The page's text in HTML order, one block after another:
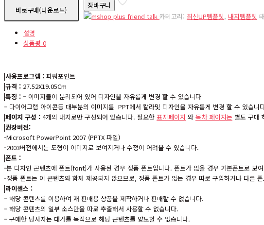
바로구매(다운로드)
장바구니
카테고리: 최신UP템플릿, 내지템플릿
설명
상품평 0
|사용프로그램 : 파워포인트
|규격 : 27.52X19.05Cm
|특징 : – 이미지들이 분리되어 있어 디자인을 자유롭게 변경 할 수 있습니다
– 다이어그램 아이콘등 대부분의 이미지를 PPT에서 칼라및 디자인을 자유롭게 변경 할 수 있습니
|페이지 구성 : 4개의 내지로만 구성되어 있습니다. 필요한 표지페이지 와 목차 페이지는 별도 구매
|권장버전:
-Microsoft PowerPoint 2007 (PPTX 파일)
-2003버전에서는 도형이 이미지로 보여지거나 수정이 어려울 수 있습니다.
|폰트 :
-본 디자인 콘텐츠에 폰트(font)가 사용된 경우 정품 폰트입니다. 폰트가 없을 경우 기본폰트로 보
-정품 폰트는 이 콘텐츠와 함께 제공되지 않으므로, 정품 폰트가 없는 경우 따로 구입하거나 다른
|라이센스 :
– 해당 콘텐츠를 이용하여 재 판매용 상품을 제작하거나 판매할 수 없습니다.
– 해당 콘텐츠의 일부 소스만을 따로 추출해서 사용할 수 없습니다.
– 구매한 당사자는 대가를 목적으로 해당 콘텐츠를 양도할 수 없습니다.